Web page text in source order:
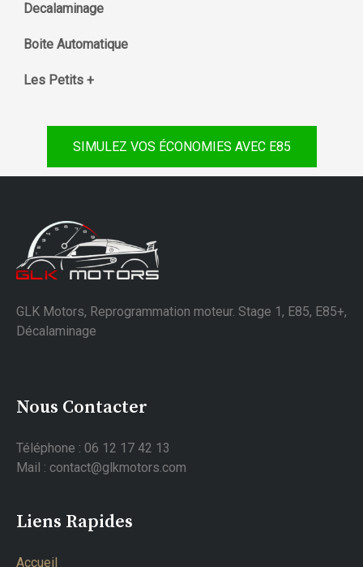
Decalaminage
Boite Automatique
Les Petits +
SIMULEZ VOS ÉCONOMIES AVEC E85
GLK Motors, Reprogrammation moteur. Stage 1, E85, E85+,
Décalaminage
Nous Contacter
Téléphone : 06 12 17 42 13
Mail : contact@glkmotors.com
Liens Rapides
Accueil